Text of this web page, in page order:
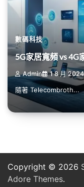
數碼科技
5G家居寬頻 vs 4G
Admin 1 8 月 2024
隨著 Telecombroth...
Copyright © 2026
Adore Themes.